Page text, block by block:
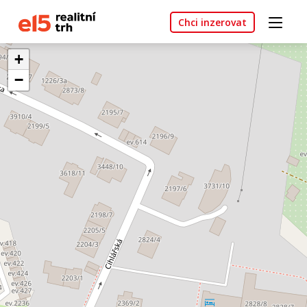
Chci inzerovat
+
−